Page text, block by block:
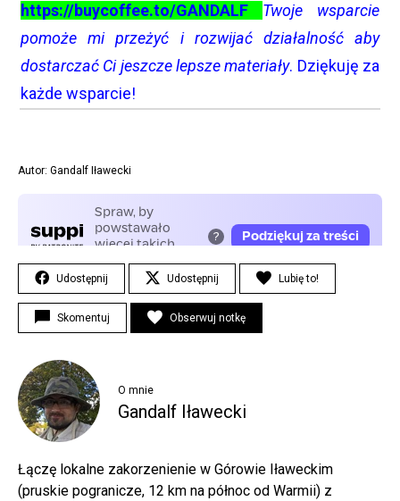
https://buycoffee.to/GANDALF Twoje wsparcie
pomoże mi przeżyć i rozwijać działalność aby
dostarczać Ci jeszcze lepsze materiały. Dziękuję za
każde wsparcie!
Autor: Gandalf Iławecki
Udostępnij Udostępnij Lubię to!
Skomentuj Obserwuj notkę
O mnie
Gandalf Iławecki
Łączę lokalne zakorzenienie w Górowie Iławeckim
(pruskie pogranicze, 12 km na północ od Warmii) z